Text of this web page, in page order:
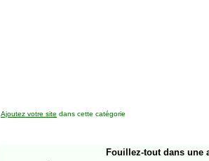
Ajoutez votre site dans cette catégorie
Fouillez-tout dans une